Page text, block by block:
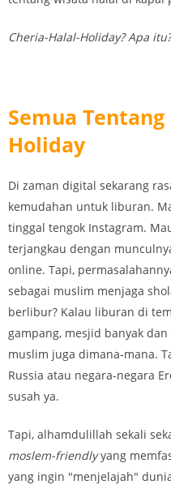
Cheria-Halal-Holiday? Apa
Semua
Holiday
Di zaman digital sekarang
kemudahan untuk liburan.
tinggal tengok Instagram.
terjangkau dengan
online. Tapi,
sebagai muslim menjaga
berlibur? Kalau liburan di
gampang, mesjid banyak
muslim juga dimana-mana.
Russia atau negara-negara
susah ya.
Tapi, alhamdulillah sekali
moslem-friendlyyang
yang ingin "menjelajah"